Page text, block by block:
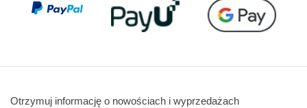
Otrzymuj informację o nowościach i wyprzedażach